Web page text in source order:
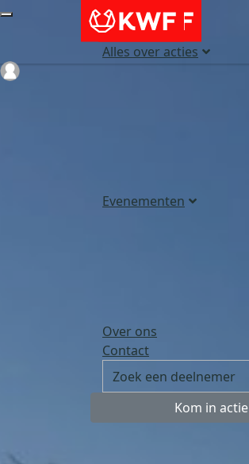
Alles over acties
Evenementen
Over ons
Contact
Kom in actie